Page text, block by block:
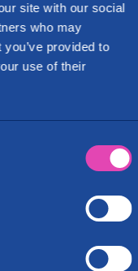
site with our social
who may
provided to
use of their